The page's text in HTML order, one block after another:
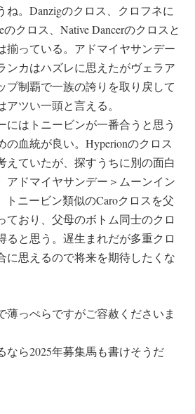
ね。Danzigのクロス、クロフネに
のクロス、Native Dancerのクロスと
揃っている。アドマイヤサンデー
ンカはハズレに思えたがヴェラア
プ制覇で一族の誇りを取り戻して
ツい一頭と言える。
はトニービンが一番合うと思う
の血統が良い。Hyperionのクロス
えていたが、探すうちに別の面白
アドマイヤサンデー＞ムーンイン
トニービン類似のCaroクロスを父
ており、父母のボトム同士のクロ
ると思う。遅生まれだが多重クロ
に思えるので将来を期待したくな
薄っぺらですがご容赦くださいま
なら2025年募集馬も書けそうだ